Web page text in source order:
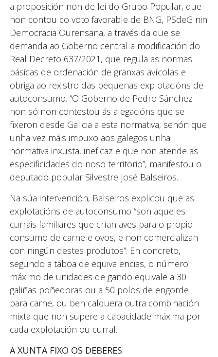
a proposición non de lei do Grupo Popular, que
non contou co voto favorable de BNG, PSdeG nin
Democracia Ourensana, a través da que se
demanda ao Goberno central a modificación do
Real Decreto 637/2021, que regula as normas
básicas de ordenación de granxas avícolas e
obriga ao rexistro das pequenas explotacións de
autoconsumo. “O Goberno de Pedro Sánchez
non só non contestou ás alegacións que se
fixeron desde Galicia a esta normativa, senón que
unha vez máis impuxo aos galegos unha
normativa inxusta, ineficaz e que non atende as
especificidades do noso territorio”, manifestou o
deputado popular Silvestre José Balseiros.
Na súa intervención, Balseiros explicou que as
explotacións de autoconsumo “son aqueles
currais familiares que crían aves para o propio
consumo de carne e ovos, e non comercializan
con ningún destes produtos”. En concreto,
segundo a táboa de equivalencias, o número
máximo de unidades de gando equivale a 30
galiñas poñedoras ou a 50 polos de engorde
para carne, ou ben calquera outra combinación
mixta que non supere a capacidade máxima por
cada explotación ou curral.
A XUNTA FIXO OS DEBERES